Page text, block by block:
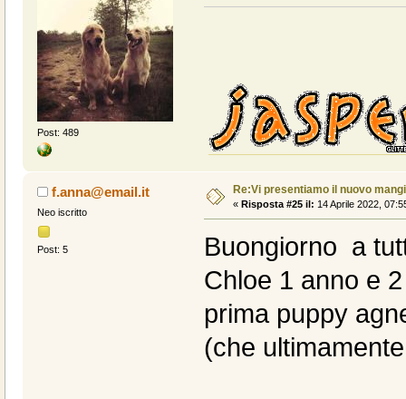
Post: 489
f.anna@email.it
Neo iscritto
Post: 5
Re:Vi presentiamo il nuovo
« Risposta #25 il: 14 Aprile 2022,
Buongiorno a
Chloe 1 anno e
prima puppy
(che